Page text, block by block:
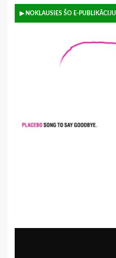
▶ NOKLAUSIES ŠO E-PUBLIKĀCIJU